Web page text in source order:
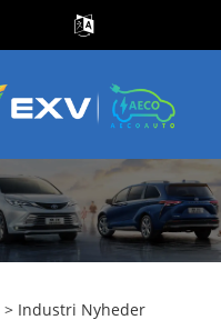
> Industri Nyheder